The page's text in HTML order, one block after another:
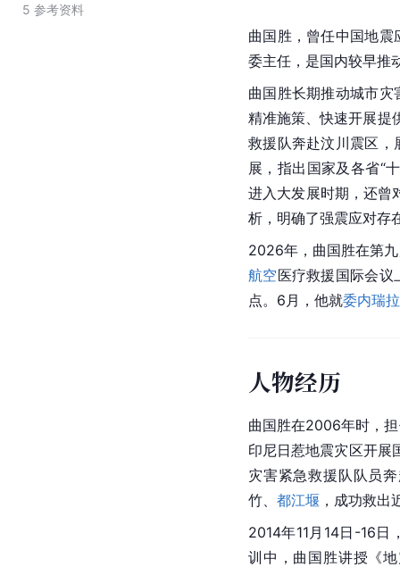
5 参考资料
曲国胜，曾任中国地
委主任，是国内较早推
曲国胜长期推动城市
精准施策、快速开展提
救援队奔赴汶川震区，
展，指出国家及各省“
进入大发展时期，还曾
析，明确了强震应对存
2026年，曲国胜在第
航空医疗救援国际会
点。6月，他就委内瑞拉
人物经历
曲国胜在2006年时，
印尼日惹地震灾区开展
灾害紧急救援队队员
竹、 都江堰 ，成功救出
2014年11月14日-16日
训中，曲国胜讲授《